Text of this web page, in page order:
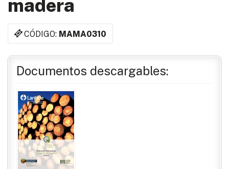
madera
CÓDIGO: MAMA0310
Documentos descargables: